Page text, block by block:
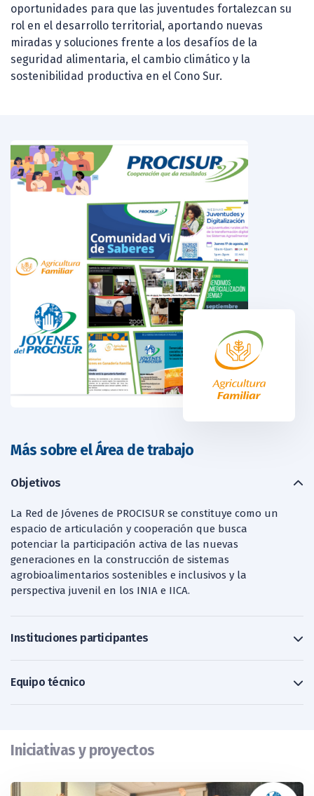
oportunidades para que las juventudes fortalezcan su
rol en el desarrollo territorial, aportando nuevas
miradas y soluciones frente a los desafíos de la
seguridad alimentaria, el cambio climático y la
sostenibilidad productiva en el Cono Sur.
Más sobre el Área de trabajo
Objetivos
La Red de Jóvenes de PROCISUR se constituye como un
espacio de articulación y cooperación que busca
potenciar la participación activa de las nuevas
generaciones en la construcción de sistemas
agrobioalimentarios sostenibles e inclusivos y la
perspectiva juvenil en los INIA e IICA.
Instituciones participantes
Equipo técnico
Iniciativas y proyectos